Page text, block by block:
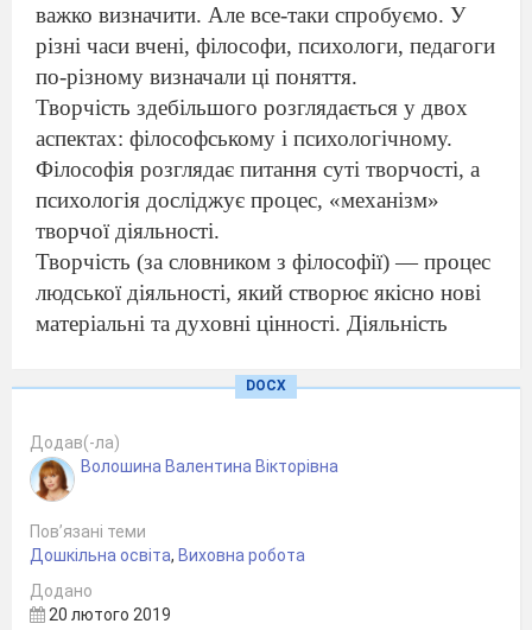
важко визначити. Але все-таки спробуємо. У
різні часи вчені, філософи, психологи, педагоги
по-різному визначали ці поняття.
Творчість здебільшого розглядається у двох
аспектах: філософському і психологічному.
Філософія розглядає питання суті творчості, а
психологія досліджує процес, «механізм»
творчої діяльності.
Творчість (за словником з філософії) — процес
людської діяльності, який створює якісно нові
матеріальні та духовні цінності. Діяльність
науковій, виробничій, технічній, художній,
відкривається, винаходжується щось нове,
діяльність обов'язково стає творчою. Непов
торність (за характером здійснення і
результатом),) оригінальність, унікальність —
основні риси твор
чої діяльності.
Види творчості визначаються характером діяль
DOCX
Додав(-ла)
Волошина Валентина Вікторівна
Пов’язані теми
Дошкільна освіта, Виховна робота
Додано
20 лютого 2019